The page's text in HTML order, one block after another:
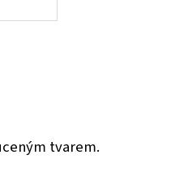
tvarem.